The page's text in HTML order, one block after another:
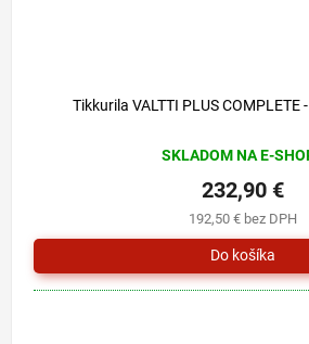
Tikkurila VALTTI PLUS
SKLADOM NA E-
192,50 € bez DPH
232,90 €